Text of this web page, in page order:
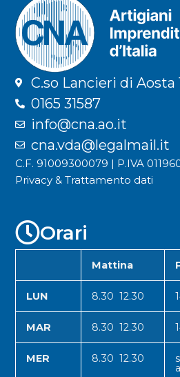
C.so Lancieri di Aosta
0165 31587
info@cna.ao.it
cna.vda@legalmail.it
C.F. 91009300079 | P.IVA
Privacy & Trattamento dati
Orari
Mattina
LUN 8.30 12.30
MAR 8.30 12.30
MER 8.30 12.30